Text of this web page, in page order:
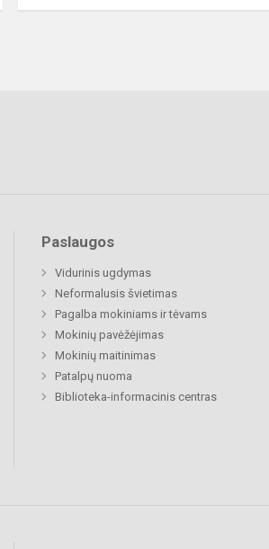
Paslaugos
Vidurinis ugdymas
Neformalusis švietimas
Pagalba mokiniams ir tėvams
Mokinių pavėžėjimas
Mokinių maitinimas
Patalpų nuoma
Biblioteka-informacinis centras